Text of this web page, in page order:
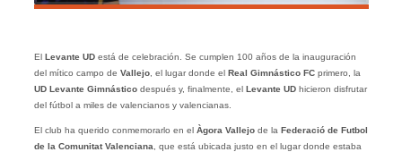
El Levante UDestá de celebración. Se cumplen 100 años de la inauguración
del mítico campo de Vallejo, el lugar donde el Real Gimnástico FCprimero, la
UD Levante Gimnásticodespués y, finalmente, elLevante UDhicieron disfrutar
del fútbol a miles de valencianos y valencianas.
El club ha querido conmemorarlo en el Àgora Vallejode la Federació de Futbol
de la Comunitat Valenciana , que está ubicada justo en el lugar donde estaba